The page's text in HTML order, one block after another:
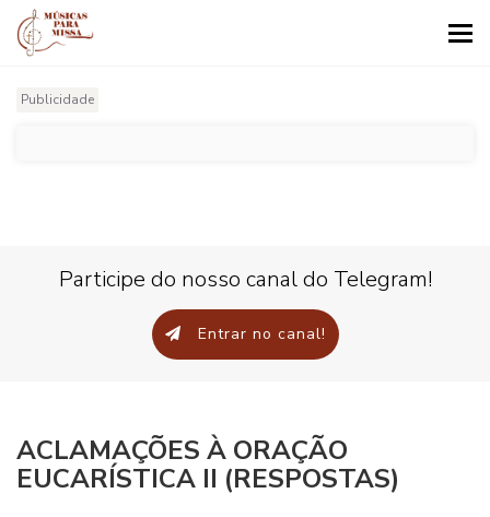
Publicidade
Participe do nosso canal do Telegram!
Entrar no canal!
ACLAMAÇÕES À ORAÇÃO
EUCARÍSTICA II (RESPOSTAS)